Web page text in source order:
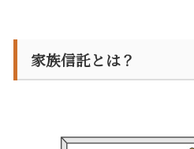
家族信託とは？